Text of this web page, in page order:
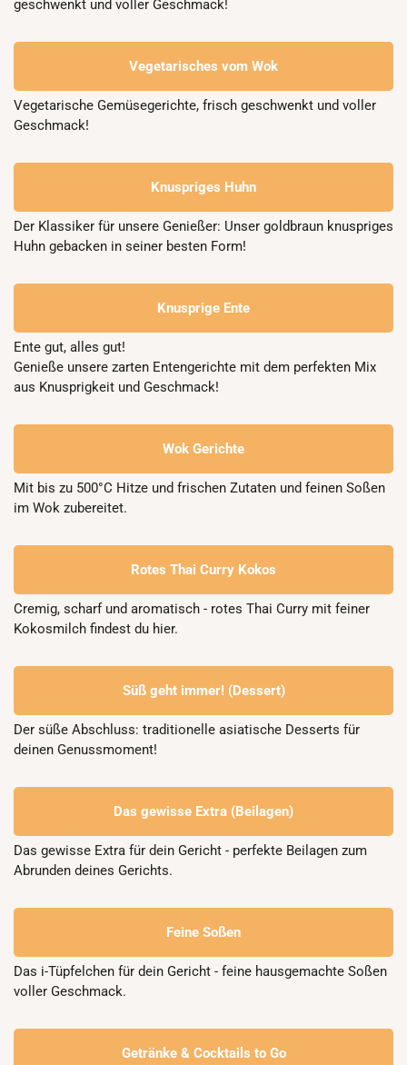
geschwenkt und voller Geschmack!
Vegetarisches vom Wok
Vegetarische Gemüsegerichte, frisch geschwenkt und voller
Geschmack!
Knuspriges Huhn
Der Klassiker für unsere Genießer: Unser goldbraun knuspriges
Huhn gebacken in seiner besten Form!
Knusprige Ente
Ente gut, alles gut!
Genieße unsere zarten Entengerichte mit dem perfekten Mix
aus Knusprigkeit und Geschmack!
Wok Gerichte
Mit bis zu 500°C Hitze und frischen Zutaten und feinen Soßen
im Wok zubereitet.
Rotes Thai Curry Kokos
Cremig, scharf und aromatisch - rotes Thai Curry mit feiner
Kokosmilch findest du hier.
Süß geht immer! (Dessert)
Der süße Abschluss: traditionelle asiatische Desserts für
deinen Genussmoment!
Das gewisse Extra (Beilagen)
Das gewisse Extra für dein Gericht - perfekte Beilagen zum
Abrunden deines Gerichts.
Feine Soßen
Das i-Tüpfelchen für dein Gericht - feine hausgemachte Soßen
voller Geschmack.
Getränke & Cocktails to Go